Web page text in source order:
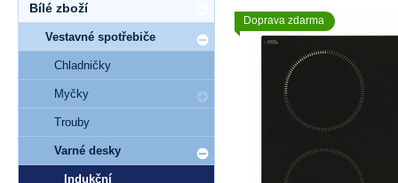
Doprava zdarma
Bílé zboží
Vestavné spotřebiče
Chladničky
Myčky
Trouby
Varné desky
Indukční